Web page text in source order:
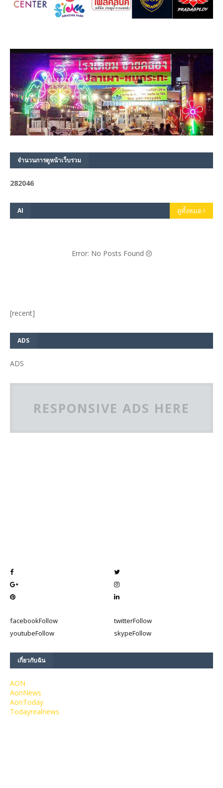
จำนวนการดูหน้าเว็บรวม
282046
AI ดูทั้งหมด
Error: No Posts Found
[recent]
ADS
ADS
RESPONSIVE ADS HERE
facebookFollow twitterFollow
youtubeFollow skypeFollow
เกี่ยวกับฉัน
AON
AonNews
AonToday
Todayrealnews